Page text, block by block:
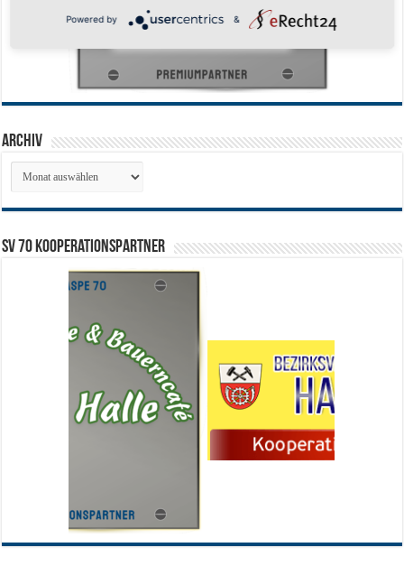
Archiv
Archiv
SV 70 Kooperationspartner
Powered by &